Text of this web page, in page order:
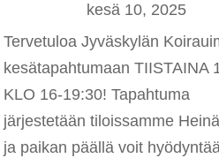
kesä 10, 2025
Tervetuloa Jyväskylän
kesätapahtumaan TIISTAINA
KLO 16-19:30! Tapahtuma
järjestetään tiloissamme
ja paikan päällä voit